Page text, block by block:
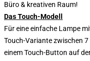
Büro & kreativen Raum!
Das Touch-Modell
Für eine einfache Lampe
Touch-Variante zwischen
einem Touch-Button auf